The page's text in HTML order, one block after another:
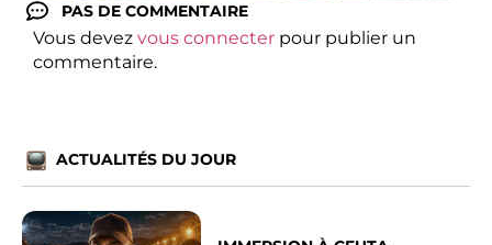
PAS DE COMMENTAIRE
Vous devez vous connecter pour publier un
commentaire.
ACTUALITÉS DU JOUR